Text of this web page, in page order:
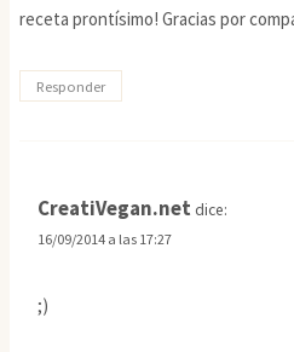
receta prontísimo! Gracias por
Responder
CreatiVegan.net dice:
16/09/2014 a las 17:27
;)